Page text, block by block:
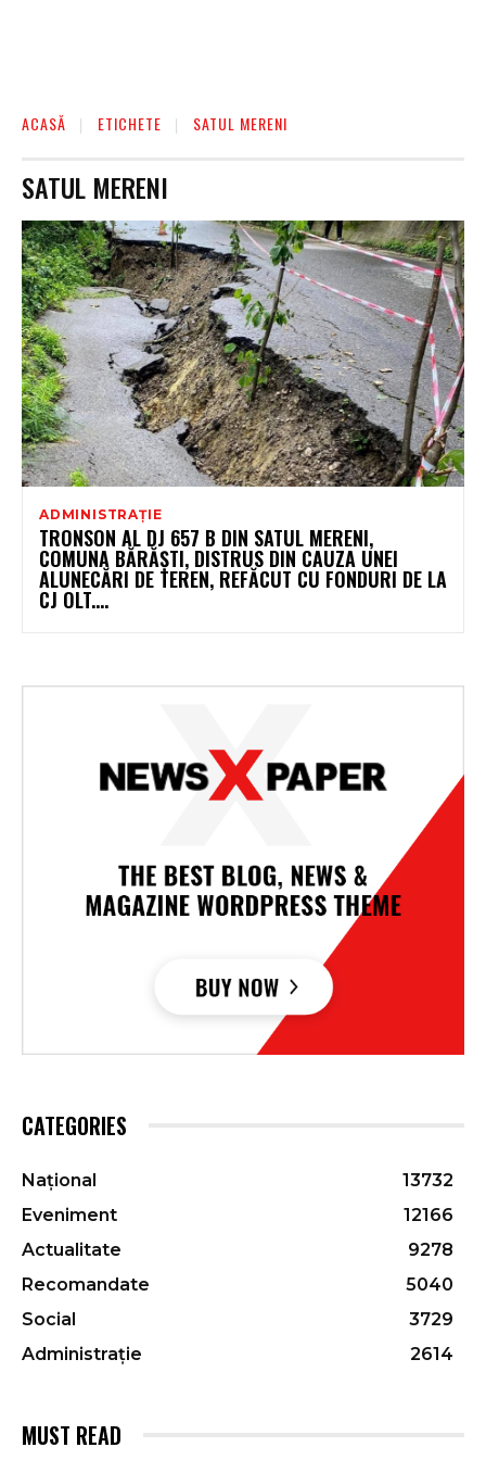
ACASĂ ETICHETE SATUL MERENI
SATUL MERENI
ADMINISTRAȚIE
TRONSON AL DJ 657 B DIN SATUL MERENI,
COMUNA BĂRĂȘTI, DISTRUS DIN CAUZA UNEI
ALUNECĂRI DE TEREN, REFĂCUT CU FONDURI DE LA
CJ OLT....
CATEGORIES
Național
13732
Eveniment
12166
Actualitate
9278
Recomandate
5040
Social
3729
Administrație
2614
MUST READ